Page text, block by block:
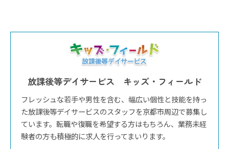
放課後等デイサービス キッズ・フィールド
フレッシュな若手や男性を含む、幅広い個性と技能を持っ
た放課後等デイサービスのスタッフを京都市周辺で募集し
ています。転職や復職を希望する方はもちろん、業務未経
験者の方も積極的に求人を行ってまいります。